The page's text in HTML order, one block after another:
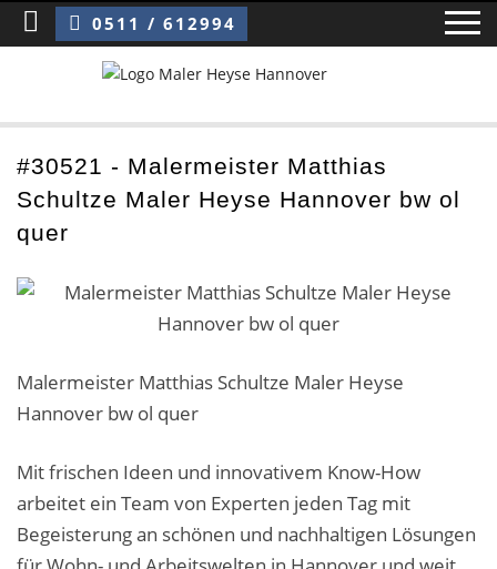
Sie sind hier:Malermeister Matthias Schultze Maler Heyse Hannover bw ol quer
0511 / 612994
Home
Blog
Über uns
Referenzen und Kundenbewertungen
Storytelling
Malerarbeiten in der Region
Stellenangebote: Maler-Facharbeiter gesucht
#30521 - Malermeister Matthias
Schultze Maler Heyse Hannover bw ol
quer
Malermeister Matthias Schultze Maler Heyse
Hannover bw ol quer
Mit frischen Ideen und innovativem Know-How
arbeitet ein Team von Experten jeden Tag mit
Begeisterung an schönen und nachhaltigen Lösungen